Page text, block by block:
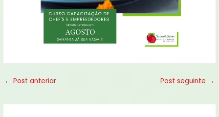
← Post anterior Post seguinte →